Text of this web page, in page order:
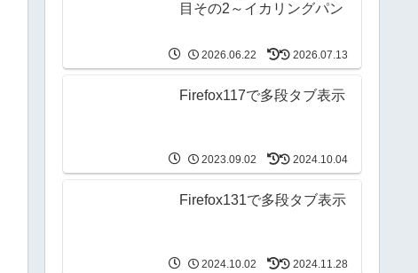
目その2～イカリングパン
2026.06.22 2026.07.13
Firefox117で多段タブ表示
2023.09.02 2024.10.04
Firefox131で多段タブ表示
2024.10.02 2024.11.28